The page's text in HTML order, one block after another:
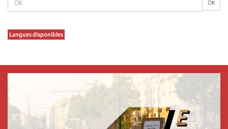
OK
Langues disponibles